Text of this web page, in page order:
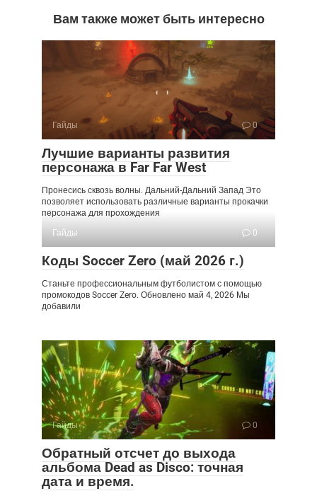
Вам также может быть интересно
Гайды 0
Лучшие варианты развития
персонажа в Far Far West
Пронесись сквозь волны. Дальний-Дальний Запад Это
позволяет использовать различные варианты прокачки
персонажа для прохождения
Гайды
0
Коды Soccer Zero (май 2026 г.)
Станьте профессиональным футболистом с помощью
промокодов Soccer Zero. Обновлено май 4, 2026 Мы
добавили
Гайды 0
Обратный отсчет до выхода
альбома Dead as Disco: точная
дата и время.